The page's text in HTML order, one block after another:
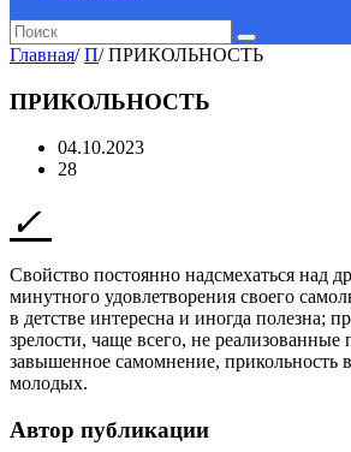
Главная/ П/ ПРИКОЛЬНОСТЬ
ПРИКОЛЬНОСТЬ
04.10.2023
28
Свойство постоянно надсмехаться над
минутного удовлетворения своего
в детстве интересна и иногда полезна;
зрелости, чаще всего, не реализованные
завышенное самомнение, прикольность
молодых.
Автор публикации